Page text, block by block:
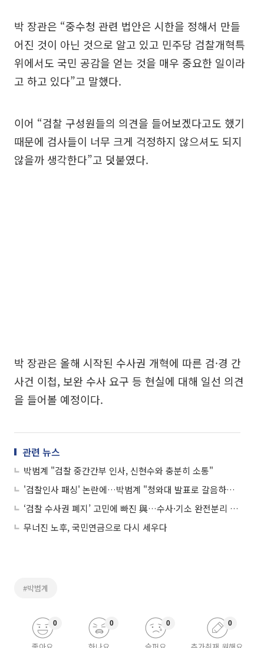
박 장관은 “중수청 관련 법안은 시한을 정해서 만들
어진 것이 아닌 것으로 알고 있고 민주당 검찰개혁특
위에서도 국민 공감을 얻는 것을 매우 중요한 일이라
고 하고 있다”고 말했다.
이어 “검찰 구성원들의 의견을 들어보겠다고도 했기
때문에 검사들이 너무 크게 걱정하지 않으셔도 되지
않을까 생각한다”고 덧붙였다.
박 장관은 올해 시작된 수사권 개혁에 따른 검·경 간
사건 이첩, 보완 수사 요구 등 현실에 대해 일선 의견
을 들어볼 예정이다.
관련 뉴스
박범계 "검찰 중간간부 인사, 신현수와 충분히 소통"
'검찰인사 패싱' 논란에…박범계 "청와대 발표로 갈음하겠다"
‘검찰 수사권 폐지’ 고민에 빠진 與…수사·기소 완전분리 ‘속도조절론’ 고개
무너진 노후, 국민연금으로 다시 세우다
#박범계
0 0 0 0